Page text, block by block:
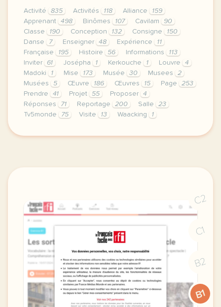
Activité 835 Activités 118 Alliance
159
Apprenant
498 Binômes 107 Cavilam
90
Classe
190 Conception 132 Consigne
150
Danse
7 Enseigner 48 Expérience
11
Française
195 Histoire 56 Informations
113
Inviter
61 Josépha 1 Kerkouche 1 Louvre
4
Madoki
1 Mise 173 Musée 30 Musees
2
Musées
5 Œuvre 186 Œuvres 15 Page
253
Prendre
41 Projet 55 Proposer
4
Réponses
71 Reportage 200 Salle
23
Tv5monde
75 Visite 13 Waacking 1
le respect de votre vie privee est une priorite
C2
C1
B2
B1